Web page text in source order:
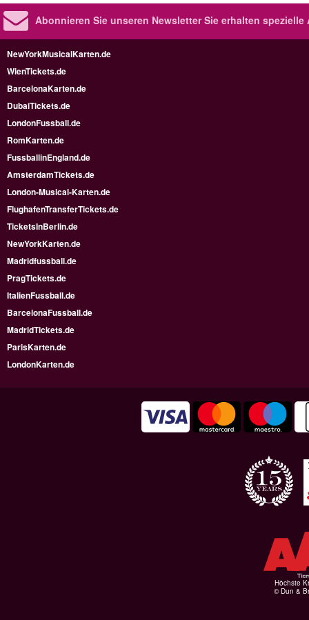
Abonnieren Sie unseren NewsletterSie erhalten spezielle
NewYorkMusicalKarten.de
WienTickets.de
BarcelonaKarten.de
DubaiTickets.de
LondonFussball.de
RomKarten.de
FussballinEngland.de
AmsterdamTickets.de
London-Musical-Karten.de
FlughafenTransferTickets.de
TicketsInBerlin.de
NewYorkKarten.de
Madridfussball.de
PragTickets.de
ItalienFussball.de
BarcelonaFussball.de
MadridTickets.de
ParisKarten.de
LondonKarten.de
Höchste
© Dun &